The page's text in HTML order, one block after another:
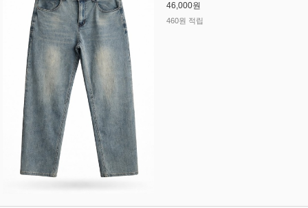
46,000원
460원 적립